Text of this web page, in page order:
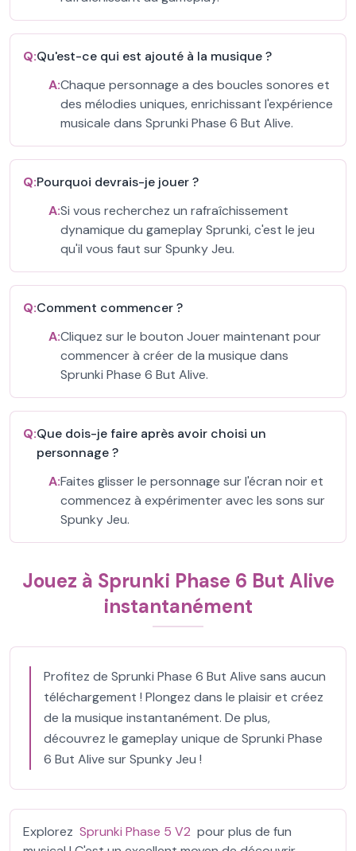
Q:Qu'est-ce qui est ajouté à la musique ?
A:Chaque personnage a des boucles sonores et
des mélodies uniques, enrichissant l'expérience
musicale dans Sprunki Phase 6 But Alive.
Q:Pourquoi devrais-je jouer ?
A:Si vous recherchez un rafraîchissement
dynamique du gameplay Sprunki, c'est le jeu
qu'il vous faut sur Spunky Jeu.
Q:Comment commencer ?
A:Cliquez sur le bouton Jouer maintenant pour
commencer à créer de la musique dans
Sprunki Phase 6 But Alive.
Q:Que dois-je faire après avoir choisi un
personnage ?
A:Faites glisser le personnage sur l'écran noir et
commencez à expérimenter avec les sons sur
Spunky Jeu.
Jouez à Sprunki Phase 6 But Alive
instantanément
Profitez de Sprunki Phase 6 But Alive sans aucun
téléchargement ! Plongez dans le plaisir et créez
de la musique instantanément. De plus,
découvrez le gameplay unique de Sprunki Phase
6 But Alive sur Spunky Jeu !
Explorez Sprunki Phase 5 V2 pour plus de fun